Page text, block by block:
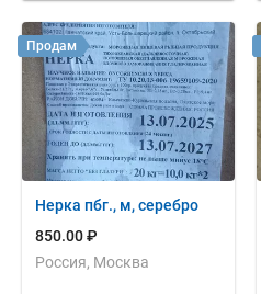
Нерка пбг., м, серебро
850.00 ₽
Россия, Москва
Продам